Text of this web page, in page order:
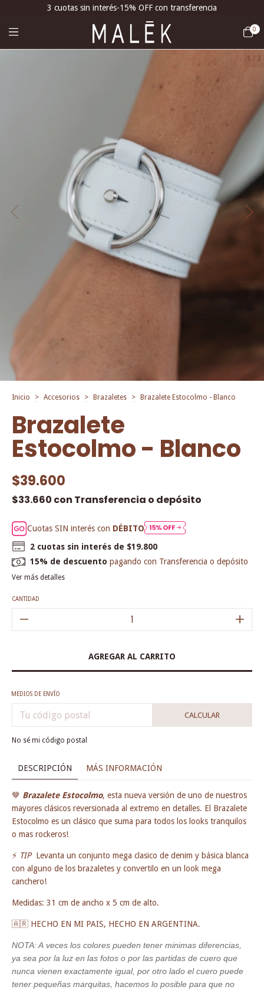
3 cuotas sin interés-15% OFF con transferencia
0
1 / 3
Inicio > Accesorios > Brazaletes > Brazalete Estocolmo - Blanco
Brazalete
Estocolmo - Blanco
$39.600
$33.660 con Transferencia o depósito
Cuotas SIN interés con DÉBITO
2 cuotas sin interés de $19.800
15% de descuento pagando con Transferencia o depósito
Ver más detalles
CANTIDAD
MEDIOS DE ENVÍO
CALCULAR
No sé mi código postal
DESCRIPCIÓN MÁS INFORMACIÓN
🤎 Brazalete Estocolmo, esta nueva versión de uno de nuestros
mayores clásicos reversionada al extremo en detalles. El Brazalete
Estocolmo es un clásico que suma para todos los looks tranquilos
o mas rockeros!
⚡ ​ TIP Levanta un conjunto mega clasico de denim y básica blanca
con alguno de los brazaletes y convertilo en un look mega
canchero!
Medidas: 31 cm de ancho x 5 cm de alto.
🇦🇷 HECHO EN MI PAIS, HECHO EN ARGENTINA.
NOTA: A veces los colores pueden tener minimas diferencias,
ya sea por la luz en las fotos o por las partidas de cuero que
nunca vienen exactamente igual, por otro lado el cuero puede
tener pequeñas marquitas, hacemos lo posible para que no